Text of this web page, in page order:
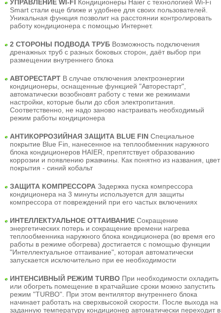
УПРАВЛЕНИЕ WI-FI
Кондиционеры Haier с технологией Wi-Fi
Smart стали еще ближе и удобнее для своих пользователей.
Уникальная функция позволит на расстоянии контролировать
работу кондиционера с помощью Интернет.
2 СТОРОНЫ ПОДВОДА ТРУБ Возможность подключения
дренажных труб с разных боковых сторон, даёт выбор при
размещении внутреннего блока
АВТОРЕСТАРТ В случае отключения электроэнергии
кондиционеры, оснащенные функцией "Авторестарт",
автоматически возобновят работу с теми же режимами
настройки, которые были до сбоя электропитания.
Соответственно, не надо заново настраивать необходимый
режим работы кондиционера
АНТИКОРРОЗИЙНАЯ ЗАЩИТА BLUE FIN Специальное
покрытие Blue Fin, нанесенное на теплообменник наружного
блока кондиционеров HAIER, препятствует образованию
коррозии и появлению ржавчины. Как понятно из названия, цвет
покрытия - синий кобальт
ЗАЩИТА КОМПРЕССОРА Задержка пуска компрессора
кондиционера на 3 минуты используется для защиты
компрессора от повреждений при его частых включениях
ИНТЕЛЛЕКТУАЛЬНОЕ ОТТАИВАНИЕ Сокращение
энергетических потерь и сокращение времени нагрева
теплообменника наружного блока кондиционера (во время его
работы в режиме обогрева) достигается с помощью функции
"Интеллектуальное оттаивание", которая автоматически
запускается исключительно при ее необходимости
ИНТЕНСИВНЫЙ РЕЖИМ TURBO При необходимости охладить
или обогреть помещение в кратчайшие сроки можно запустить
режим "TURBO". При этом вентилятор внутреннего блока
начинает работать на сверхвысокой скорости. После выхода на
заданную температуру кондиционер автоматически переходит в